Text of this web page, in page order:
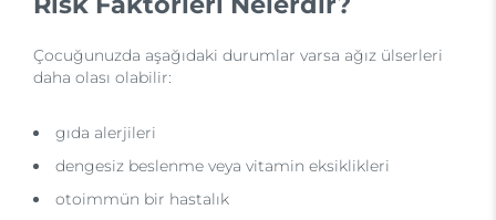
Çocuğunuzda aşağıdaki durumlar varsa ağız ülserleri
daha olası olabilir:
gıda alerjileri
dengesiz beslenme veya vitamin eksiklikleri
otoimmün bir hastalık